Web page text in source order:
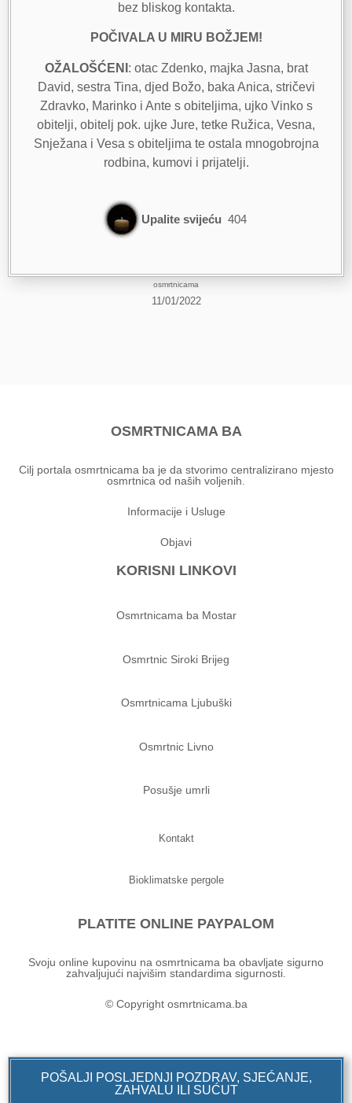
bez bliskog kontakta.
POČIVALA U MIRU BOŽJEM!
OŽALOŠĆENI : otac Zdenko, majka Jasna, brat
David, sestra Tina, djed Božo, baka Anica, stričevi
Zdravko, Marinko i Ante s obiteljima, ujko Vinko s
obitelji, obitelj pok. ujke Jure, tetke Ružica, Vesna,
Snježana i Vesa s obiteljima te ostala mnogobrojna
rodbina, kumovi i prijatelji.
Upalite svijeću 404
osmrtnicama
11/01/2022
POŠALJI POSLJEDNJI POZDRAV, SJEĆANJE,
ZAHVALU ILI SUĆUT
OSMRTNICAMA BA
Cilj portala osmrtnicama ba je da stvorimo centralizirano mjesto
osmrtnica od naših voljenih.
Informacije i Usluge
Objavi
KORISNI LINKOVI
Osmrtnicama ba Mostar
Osmrtnic Siroki Brijeg
Osmrtnicama Ljubuški
Osmrtnic Livno
Posušje umrli
Kontakt
Bioklimatske pergole
PLATITE ONLINE PAYPALOM
Svoju online kupovinu na osmrtnicama ba obavljate sigurno
zahvaljujući najvišim standardima sigurnosti.
© Copyright osmrtnicama.ba